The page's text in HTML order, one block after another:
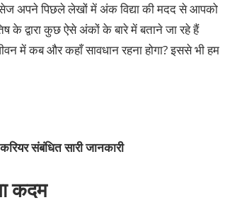
अपने पिछले लेखों में अंक विद्या की मदद से आपको
के द्वारा कुछ ऐसे अंकों के बारे में बताने जा रहे हैं
में कब और कहाँ सावधान रहना होगा? इससे भी हम
संबंधित सारी जानकारी
कदम